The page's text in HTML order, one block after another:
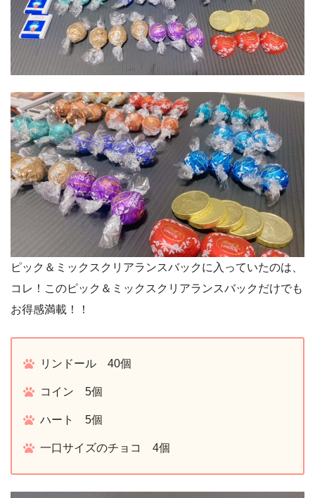
ピック＆ミックスクリアランスバックに入っていたのは、
コレ！このピック＆ミックスクリアランスバックだけでも
お得感満載！！
リンドール 40個
コイン 5個
ハート 5個
一口サイズのチョコ 4個